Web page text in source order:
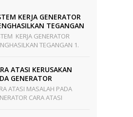
KERJA GENERATOR
TEGANGAN
KERJA GENERATOR
TEGANGAN 1.
Berputar. PMG S...
ATASI KERUSAKAN
GENERATOR
ATASI MASALAH PADA
CARA ATASI